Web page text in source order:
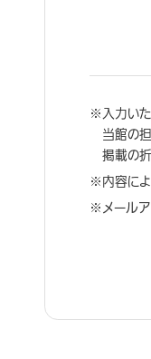
入力い
当館の
掲載の
内容に
メール